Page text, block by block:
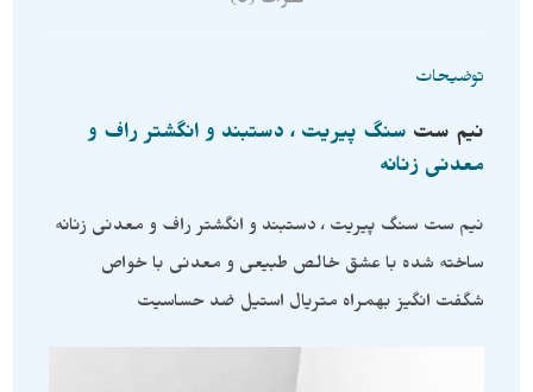
توضیحات
نیم ست سنگ پیریت ، دستبند و انگشتر راف و
معدنی زنانه
نیم ست سنگ پیریت ، دستبند و انگشتر راف و معدنی زنانه
ساخته شده با عشق خالص طبیعی و معدنی با خواص
شگفت انگیز بهمراه متریال استیل ضد حساسیت